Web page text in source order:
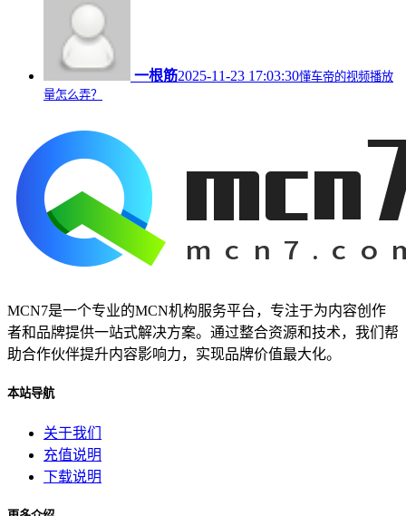
一根筋2025-11-23 17:03:30懂车帝的视频播放
量怎么弄？
MCN7是一个专业的MCN机构服务平台，专注于为内容创作
者和品牌提供一站式解决方案。通过整合资源和技术，我们帮
助合作伙伴提升内容影响力，实现品牌价值最大化。
本站导航
关于我们
充值说明
下载说明